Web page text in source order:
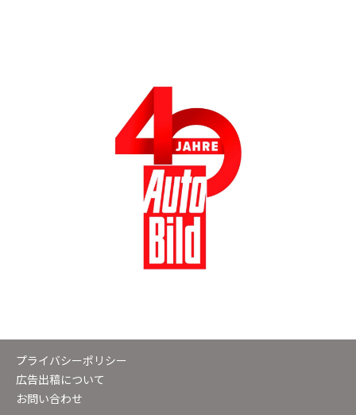
プライバシーポリシー
広告出稿について
お問い合わせ